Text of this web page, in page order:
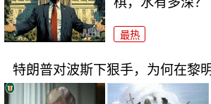
最热
特朗普对波斯下狠手，为何在黎